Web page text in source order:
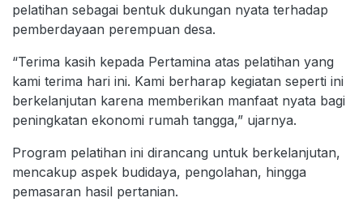
pelatihan sebagai bentuk dukungan nyata terhadap
pemberdayaan perempuan desa.
“Terima kasih kepada Pertamina atas pelatihan yang
kami terima hari ini. Kami berharap kegiatan seperti ini
berkelanjutan karena memberikan manfaat nyata bagi
peningkatan ekonomi rumah tangga,” ujarnya.
Program pelatihan ini dirancang untuk berkelanjutan,
mencakup aspek budidaya, pengolahan, hingga
pemasaran hasil pertanian.